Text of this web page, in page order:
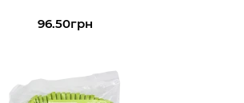
96.50грн